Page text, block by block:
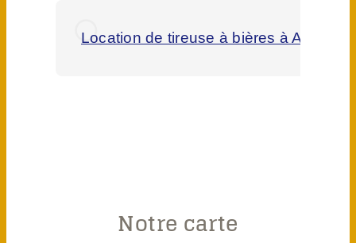
Location de tireuse à bières à
Notre carte